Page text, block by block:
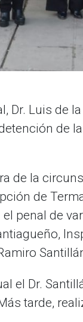
Dr. Luis de
de
de la
de
penal de
el Dr.
tarde,